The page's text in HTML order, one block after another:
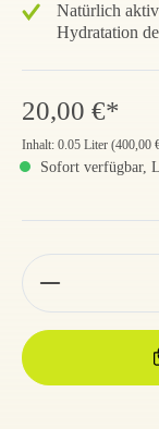
Natürlich
Hydratation
20,00 €*
Inhalt: 0.05 Liter (400,00
Sofort verfügbar,